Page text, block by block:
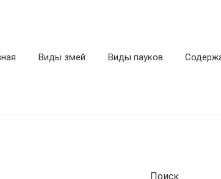
Виды змей Виды пауков
Поиск